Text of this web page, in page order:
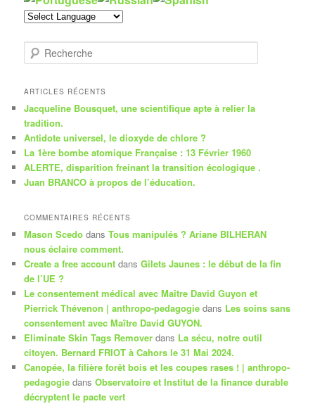
e
h
r
c
h
e
ARTICLES RÉCENTS
Jacqueline Bousquet, une scientifique apte à relier la
tradition.
Antidote universel, le dioxyde de chlore ?
La 1ère bombe atomique Française : 13 Février 1960
ALERTE, disparition freinant la transition écologique .
Juan BRANCO à propos de l’éducation.
COMMENTAIRES RÉCENTS
Mason Scedo dansTous manipulés ? Ariane BILHERAN
nous éclaire comment.
Create a free account dansGilets Jaunes : le début de la fin
de l’UE ?
Le consentement médical avec Maître David Guyon et
Pierrick Thévenon | anthropo-pedagogie dans Les soins sans
consentement avec Maître David GUYON.
Eliminate Skin Tags Remover dans La sécu, notre outil
citoyen. Bernard FRIOT à Cahors le 31 Mai 2024.
Canopée, la filière forêt bois et les coupes rases ! | anthropo-
pedagogie dansObservatoire et Institut de la finance durable
décryptent le pacte vert